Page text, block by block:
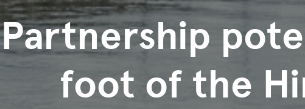
Partnership
foot of the